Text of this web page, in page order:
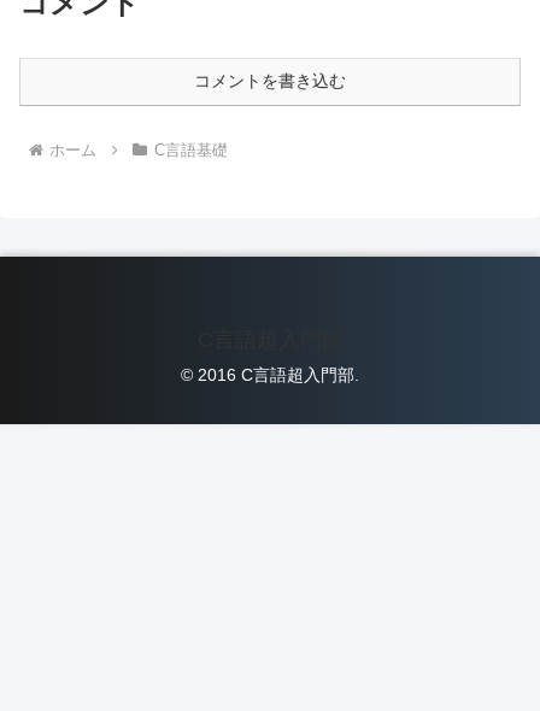
コメントを書き込む
ホーム C言語基礎
© 2016 C言語超入門部.